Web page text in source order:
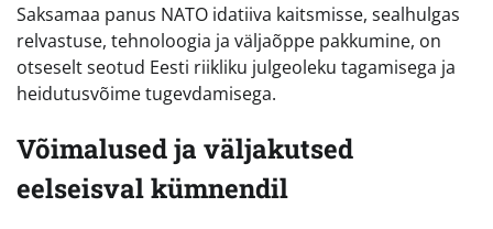
Saksamaa panus NATO idatiiva kaitsmisse, sealhulgas
relvastuse, tehnoloogia ja väljaõppe pakkumine, on
otseselt seotud Eesti riikliku julgeoleku tagamisega ja
heidutusvõime tugevdamisega.
Võimalused ja väljakutsed
eelseisval kümnendil